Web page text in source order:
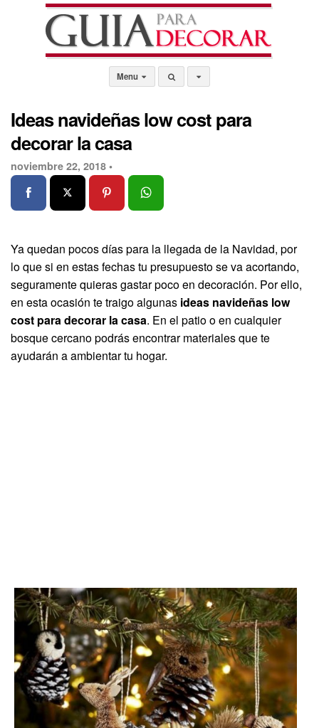
Menu
Ideas navideñas low cost para
decorar la casa
noviembre 22, 2018 •
Ya quedan pocos días para la llegada de la Navidad, por
lo que si en estas fechas tu presupuesto se va acortando,
seguramente quieras gastar poco en decoración. Por ello,
en esta ocasión te traigo algunas ideas navideñas low
cost para decorar la casa. En el patio o en cualquier
bosque cercano podrás encontrar materiales que te
ayudarán a ambientar tu hogar.